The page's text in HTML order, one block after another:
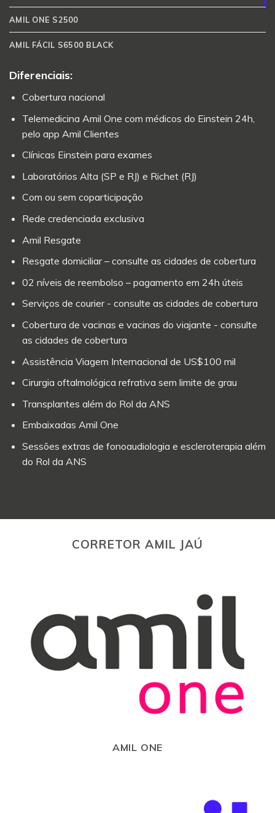
AMIL ONE S2500
AMIL FÁCIL S6500 BLACK
Diferenciais:
Cobertura nacional
Telemedicina Amil One com médicos do Einstein 24h,
pelo app Amil Clientes
Clínicas Einstein para exames
Laboratórios Alta (SP e RJ) e Richet (RJ)
Com ou sem coparticipação
Rede credenciada exclusiva
Amil Resgate
Resgate domiciliar – consulte as cidades de cobertura
02 níveis de reembolso – pagamento em 24h úteis
Serviços de courier - consulte as cidades de cobertura
Cobertura de vacinas e vacinas do viajante - consulte
as cidades de cobertura
Assistência Viagem Internacional de US$100 mil
Cirurgia oftalmológica refrativa sem limite de grau
Transplantes além do Rol da ANS
Embaixadas Amil One
Sessões extras de fonoaudiologia e escleroterapia além
do Rol da ANS
CORRETOR AMIL JAÚ
AMIL ONE